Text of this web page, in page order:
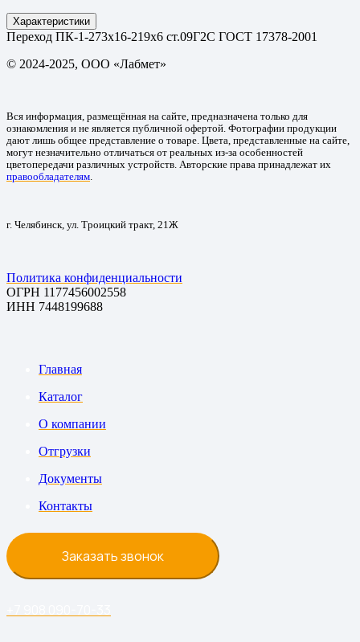
Характеристики
Переход ПК-1-273х16-219х6 ст.09Г2С ГОСТ 17378-2001
© 2024-2025, ООО «Лабмет»
Вся информация, размещённая на сайте, предназначена только для
ознакомления и не является публичной офертой. Фотографии продукции
дают лишь общее представление о товаре. Цвета, представленные на сайте,
могут незначительно отличаться от реальных из-за особенностей
цветопередачи различных устройств. Авторские права принадлежат их
правообладателям
г. Челябинск, ул. Троицкий тракт, 21Ж
Политика конфиденциальности
ОГРН 1177456002558
ИНН 7448199688
Главная
Каталог
О компании
Отгрузки
Документы
Контакты
Заказать звонок